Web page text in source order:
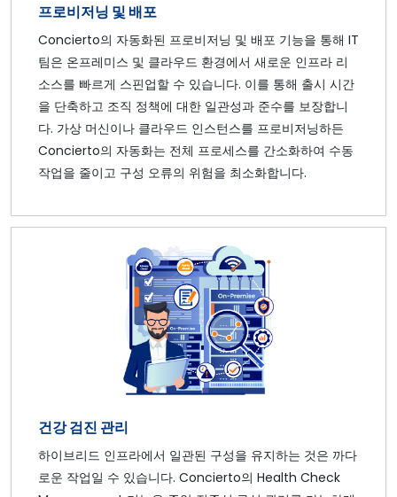
프로비저닝 및 배포
Concierto의 자동화된 프로비저닝 및 배포 기능을 통해 IT
팀은 온프레미스 및 클라우드 환경에서 새로운 인프라 리
소스를 빠르게 스핀업할 수 있습니다. 이를 통해 출시 시간
을 단축하고 조직 정책에 대한 일관성과 준수를 보장합니
다. 가상 머신이나 클라우드 인스턴스를 프로비저닝하든
Concierto의 자동화는 전체 프로세스를 간소화하여 수동
작업을 줄이고 구성 오류의 위험을 최소화합니다.
건강 검진 관리
하이브리드 인프라에서 일관된 구성을 유지하는 것은 까다
로운 작업일 수 있습니다. Concierto의 Health Check